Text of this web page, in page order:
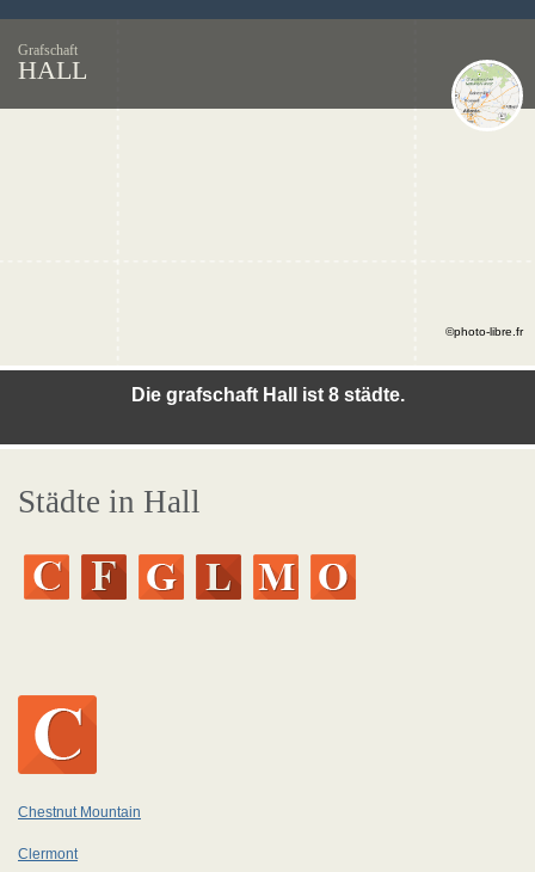
Grafschaft
HALL
Die grafschaft Hall ist 8 städte.
©photo-libre.fr
Städte in Hall
Chestnut Mountain
Clermont